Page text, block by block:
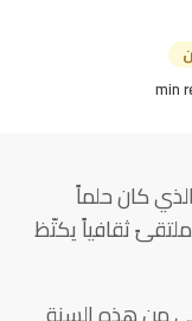
كان حلماً
ثقافياً يكتّظ